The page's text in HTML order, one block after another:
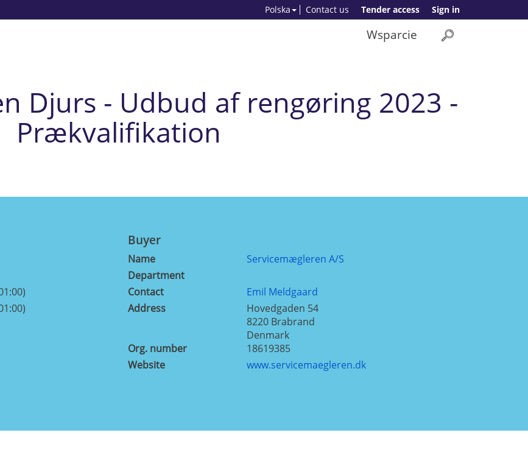
Sign in
Tender access
Contact us
Polska
Wsparcie
Djurs - Udbud af rengøring 2023 -
Prækvalifikation
Buyer
Name
Servicemægleren A/S
Department
Contact
Emil Meldgaard
Address
Hovedgaden 54
8220 Brabrand
Denmark
Org. number
18619385
Website
www.servicemaegleren.dk